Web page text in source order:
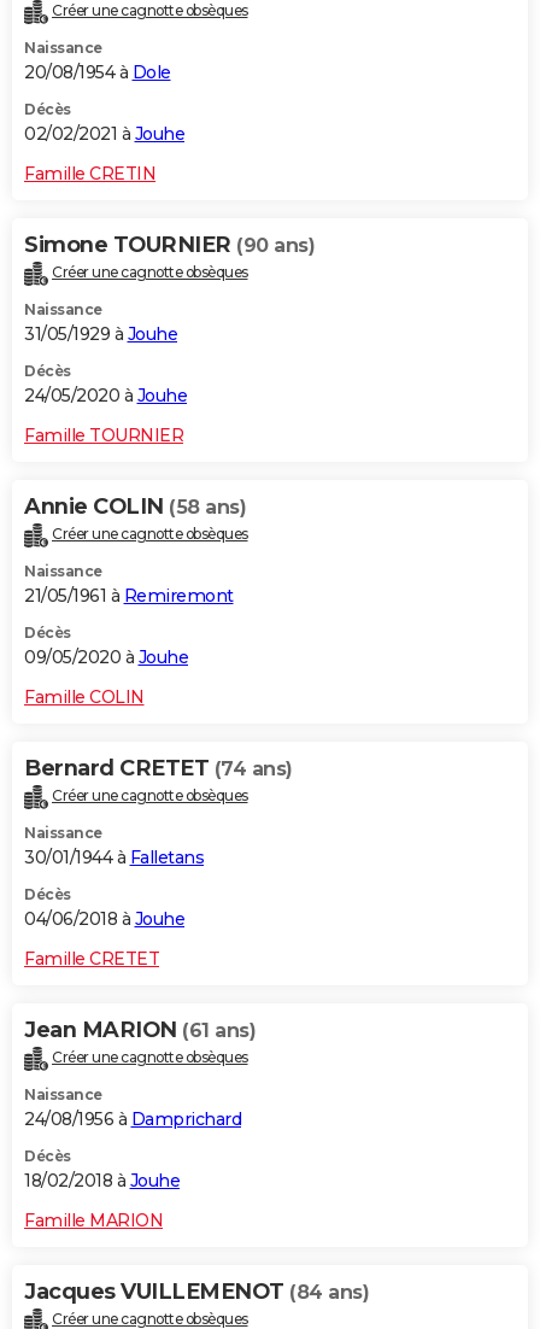
Créer une cagnotte obsèques
Naissance
20/08/1954 à Dole
Décès
02/02/2021 à Jouhe
Famille CRETIN
Simone TOURNIER (90 ans)
Créer une cagnotte obsèques
Naissance
31/05/1929 à Jouhe
Décès
24/05/2020 à Jouhe
Famille TOURNIER
Annie COLIN (58 ans)
Créer une cagnotte obsèques
Naissance
21/05/1961 à Remiremont
Décès
09/05/2020 à Jouhe
Famille COLIN
Bernard CRETET (74 ans)
Créer une cagnotte obsèques
Naissance
30/01/1944 à Falletans
Décès
04/06/2018 à Jouhe
Famille CRETET
Jean MARION (61 ans)
Créer une cagnotte obsèques
Naissance
24/08/1956 à Damprichard
Décès
18/02/2018 à Jouhe
Famille MARION
Jacques VUILLEMENOT (84 ans)
Créer une cagnotte obsèques